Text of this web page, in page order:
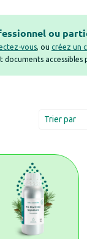
ou
vous, ou créez un
documents accessibles
Trier par